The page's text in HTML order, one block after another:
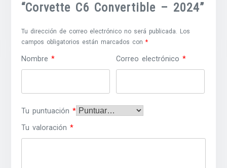
“Corvette C6 Convertible – 2024”
Tu dirección de correo electrónico no será publicada. Los
campos obligatorios están marcados con*
Nombre* Correo electrónico*
Tu puntuación*
Tu valoración*